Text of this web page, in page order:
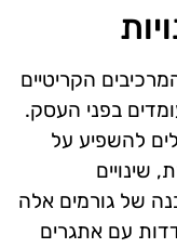
הקריטיים
בפני העסק.
להשפיע על
שינויים
של גורמים אלה
עם אתגרים